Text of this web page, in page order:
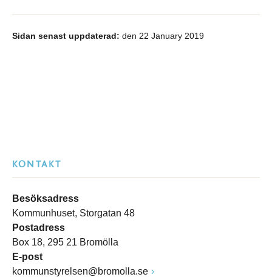
Sidan senast uppdaterad: den 22 January 2019
KONTAKT
Besöksadress
Kommunhuset, Storgatan 48
Postadress
Box 18, 295 21 Bromölla
E-post
kommunstyrelsen@bromolla.se